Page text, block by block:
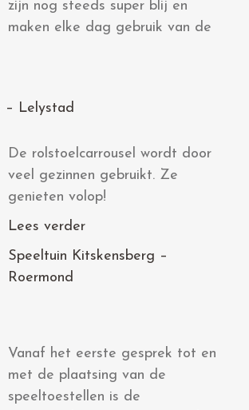
zijn nog steeds super blij en
maken elke dag gebruik van de
– Lelystad
De rolstoelcarrousel wordt door
veel gezinnen gebruikt. Ze
genieten volop!
Lees verder
Speeltuin Kitskensberg –
Roermond
Vanaf het eerste gesprek tot en
met de plaatsing van de
speeltoestellen is de